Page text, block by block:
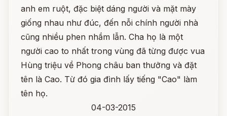
anh em ruột, đặc biệt dáng người và mặt mày
giống nhau như đúc, đến nỗi chính người nhà
cũng nhiều phen nhầm lẫn. Cha họ là một
người cao to nhất trong vùng đã từng được vua
Hùng triệu về Phong châu ban thưởng và đặt
tên là Cao. Từ đó gia đình lấy tiếng "Cao" làm
tên họ.
04-03-2015